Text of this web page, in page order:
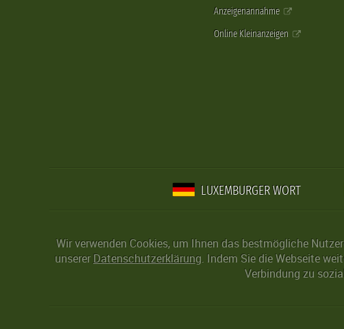
Anzeigenannahme
Online Kleinanzeigen
LUXEMBURGER WORT
Wir verwenden Cookies, um Ihnen das bestmögliche
unserer Datenschutzerklärung. Indem Sie die Webseite
Verbindung zu